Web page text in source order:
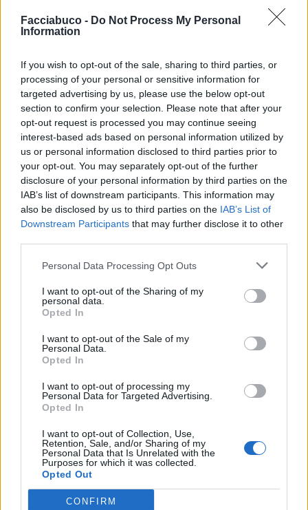
Facciabuco - Do Not Process My Personal
Information
If you wish to opt-out of the sale, sharing to third parties, or
processing of your personal or sensitive information for
targeted advertising by us, please use the below opt-out
section to confirm your selection. Please note that after your
opt-out request is processed you may continue seeing
interest-based ads based on personal information utilized by
us or personal information disclosed to third parties prior to
your opt-out. You may separately opt-out of the further
disclosure of your personal information by third parties on the
IAB’s list of downstream participants. This information may
also be disclosed by us to third parties on the IAB’s List of
Downstream Participants that may further disclose it to other
Personal Data Processing Opt Outs
I want to opt-out of the Sharing of my
personal data.
Opted In
I want to opt-out of the Sale of my
Personal Data.
Opted In
I want to opt-out of processing my
Personal Data for Targeted Advertising.
Opted In
I want to opt-out of Collection, Use,
Retention, Sale, and/or Sharing of my
Personal Data that Is Unrelated with the
Purposes for which it was collected.
Opted Out
CONFIRM
31 Gennaio alle ore 11:20
·Ti stimo· Rispondi
Celeste:
1
·Ti stimo·Rispondi
...bravo eh, però stronzo 😁
31 Gennaio alle ore 15:18
·Ti stimo·
Bociaa:Grulla75